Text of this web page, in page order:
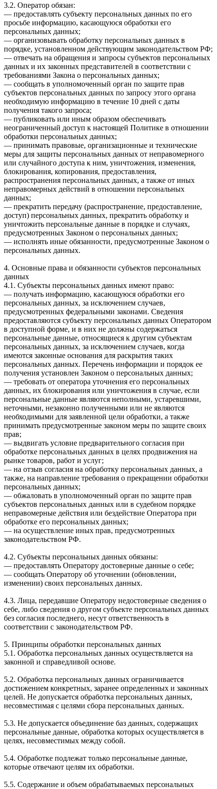
3.2. Оператор обязан:
— предоставлять субъекту персональных данных по его
просьбе информацию, касающуюся обработки его
персональных данных;
— организовывать обработку персональных данных в
порядке, установленном действующим законодательством РФ;
— отвечать на обращения и запросы субъектов персональных
данных и их законных представителей в соответствии с
требованиями Закона о персональных данных;
— сообщать в уполномоченный орган по защите прав
субъектов персональных данных по запросу этого органа
необходимую информацию в течение 10 дней с даты
получения такого запроса;
— публиковать или иным образом обеспечивать
неограниченный доступ к настоящей Политике в отношении
обработки персональных данных;
— принимать правовые, организационные и технические
меры для защиты персональных данных от неправомерного
или случайного доступа к ним, уничтожения, изменения,
блокирования, копирования, предоставления,
распространения персональных данных, а также от иных
неправомерных действий в отношении персональных
данных;
— прекратить передачу (распространение, предоставление,
доступ) персональных данных, прекратить обработку и
уничтожить персональные данные в порядке и случаях,
предусмотренных Законом о персональных данных;
— исполнять иные обязанности, предусмотренные Законом о
персональных данных.
4. Основные права и обязанности субъектов персональных
данных
4.1. Субъекты персональных данных имеют право:
— получать информацию, касающуюся обработки его
персональных данных, за исключением случаев,
предусмотренных федеральными законами. Сведения
предоставляются субъекту персональных данных Оператором
в доступной форме, и в них не должны содержаться
персональные данные, относящиеся к другим субъектам
персональных данных, за исключением случаев, когда
имеются законные основания для раскрытия таких
персональных данных. Перечень информации и порядок ее
получения установлен Законом о персональных данных;
— требовать от оператора уточнения его персональных
данных, их блокирования или уничтожения в случае, если
персональные данные являются неполными, устаревшими,
неточными, незаконно полученными или не являются
необходимыми для заявленной цели обработки, а также
принимать предусмотренные законом меры по защите своих
прав;
— выдвигать условие предварительного согласия при
обработке персональных данных в целях продвижения на
рынке товаров, работ и услуг;
— на отзыв согласия на обработку персональных данных, а
также, на направление требования о прекращении обработки
персональных данных;
— обжаловать в уполномоченный орган по защите прав
субъектов персональных данных или в судебном порядке
неправомерные действия или бездействие Оператора при
обработке его персональных данных;
— на осуществление иных прав, предусмотренных
законодательством РФ.
4.2. Субъекты персональных данных обязаны:
— предоставлять Оператору достоверные данные о себе;
— сообщать Оператору об уточнении (обновлении,
изменении) своих персональных данных.
4.3. Лица, передавшие Оператору недостоверные сведения о
себе, либо сведения о другом субъекте персональных данных
без согласия последнего, несут ответственность в
соответствии с законодательством РФ.
5. Принципы обработки персональных данных
5.1. Обработка персональных данных осуществляется на
законной и справедливой основе.
5.2. Обработка персональных данных ограничивается
достижением конкретных, заранее определенных и законных
целей. Не допускается обработка персональных данных,
несовместимая с целями сбора персональных данных.
5.3. Не допускается объединение баз данных, содержащих
персональные данные, обработка которых осуществляется в
целях, несовместимых между собой.
5.4. Обработке подлежат только персональные данные,
которые отвечают целям их обработки.
5.5. Содержание и объем обрабатываемых персональных